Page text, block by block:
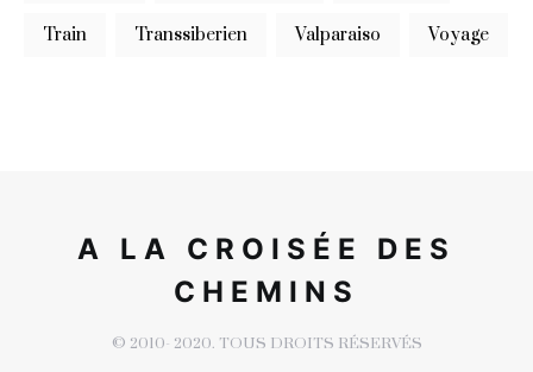
Train Transsiberien Valparaiso Voyage
A LA CROISÉE DES
CHEMINS
© 2010- 2020. TOUS DROITS RÉSERVÉS